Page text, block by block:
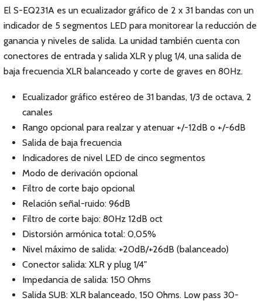
El S-EQ231A es un ecualizador gráfico de 2 x 31 bandas con un
indicador de 5 segmentos LED para monitorear la reducción de
ganancia y niveles de salida. La unidad también cuenta con
conectores de entrada y salida XLR y plug 1/4, una salida de
baja frecuencia XLR balanceado y corte de graves en 80Hz.
Ecualizador gráfico estéreo de 31 bandas, 1/3 de octava, 2
canales
Rango opcional para realzar y atenuar +/-12dB o +/-6dB
Salida de baja frecuencia
Indicadores de nivel LED de cinco segmentos
Modo de derivación opcional
Filtro de corte bajo opcional
Relación señal-ruido: 96dB
Filtro de corte bajo: 80Hz 12dB oct
Distorsión armónica total: 0,05%
Nivel máximo de salida: +20dB/+26dB (balanceado)
Conector salida: XLR y plug 1/4"
Impedancia de salida: 150 Ohms
Salida SUB: XLR balanceado, 150 Ohms. Low pass 30-